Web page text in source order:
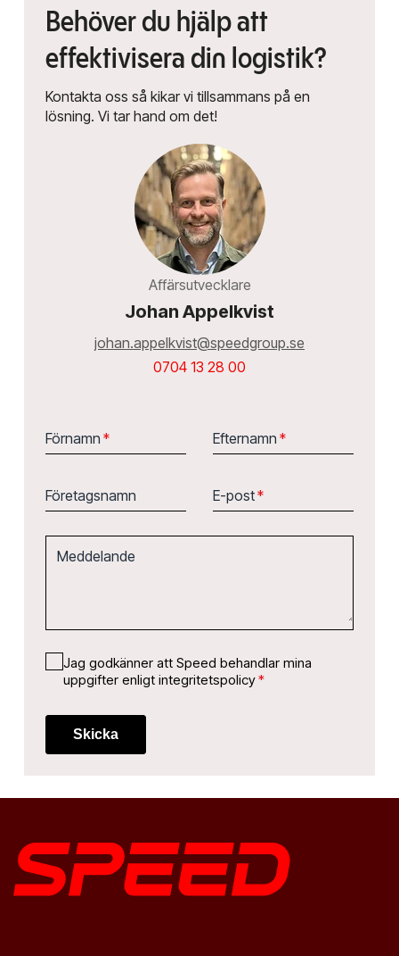
Behöver du hjälp att
effektivisera din logistik?
Kontakta oss så kikar vi tillsammans på en
lösning. Vi tar hand om det!
Affärsutvecklare
Johan Appelkvist
johan.appelkvist@speedgroup.se
0704 13 28 00
Förnamn * Efternamn *
Företagsnamn E-post*
Meddelande
Jag godkänner att Speed behandlar mina
uppgifter enligt integritetspolicy*
Skicka